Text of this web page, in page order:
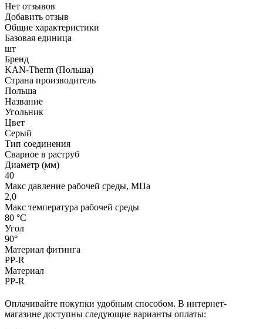
Нет отзывов
Добавить отзыв
Общие характеристики
Базовая единица
шт
Бренд
KAN-Therm (Польша)
Страна производитель
Польша
Название
Угольник
Цвет
Серый
Тип соединения
Сварное в раструб
Диаметр (мм)
40
Макс давление рабочей среды, МПа
2,0
Макс температура рабочей среды
80 °С
Угол
90°
Материал фитинга
PP-R
Материал
PP-R
Оплачивайте покупки удобным способом. В интернет-
магазине доступны следующие варианты оплаты: